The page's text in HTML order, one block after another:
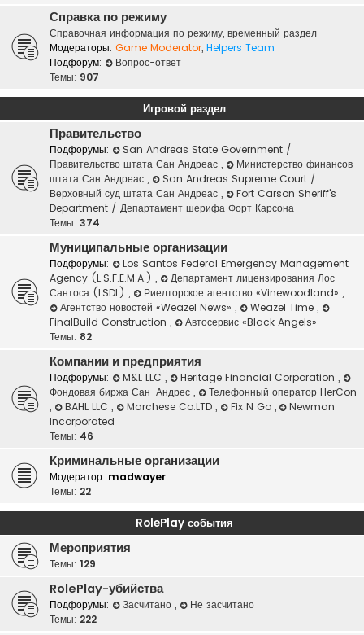
Справка по режиму
Справочная информация по режиму, временный раздел
Модераторы: Game Moderator, Helpers Team
Подфорум:
Вопрос-ответ
Темы: 907
Игровой раздел
Правительство
Подфорумы:
San Andreas State Government /
Правительство штата Сан Андреас ,
Министерство финансов
штата Сан Андреас ,
San Andreas Supreme Court /
Верховный суд штата Сан Андреас ,
Fort Carson Sheriff's
Department / Департамент шерифа Форт Карсона
Темы: 374
Муниципальные организации
Подфорумы:
Los Santos Federal Emergency Management
Agency (L.S.F.E.M.A.) ,
Департамент лицензирования Лос
Сантоса (LSDL) , Риелторское агентство «Vinewoodland» ,
Агентство новостей «Weazel News» , Weazel Time ,
FinalBuild Construction ,
Автосервис «Black Angels»
Темы: 82
Компании и предприятия
Подфорумы: M&L LLC , Heritage Financial Corporation ,
Фондовая биржа Сан-Андрес ,
Телефонный оператор HerCon
,
BAHL LLC , Marchese Co.LTD , Fix N Go ,
Newman
Incorporated
Темы: 46
Криминальные организации
Модератор: madwayer
Темы: 22
RolePlay события
Мероприятия
Темы: 129
RolePlay-убийства
Подфорумы: Засчитано ,
Не засчитано
Темы: 222